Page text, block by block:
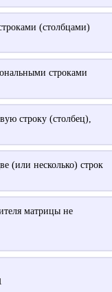
(столбцами)
строками
строку (столбец),
(или несколько) строк
матрицы не